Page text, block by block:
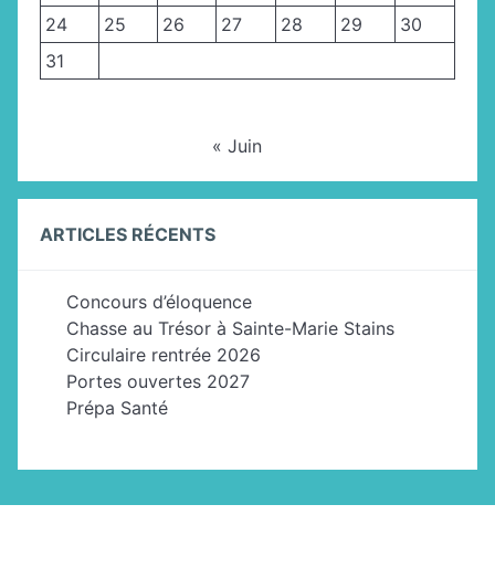
24
25 26 27 28 29
30
31
« Juin
ARTICLES RÉCENTS
Concours d’éloquence
Chasse au Trésor à Sainte-Marie Stains
Circulaire rentrée 2026
Portes ouvertes 2027
Prépa Santé